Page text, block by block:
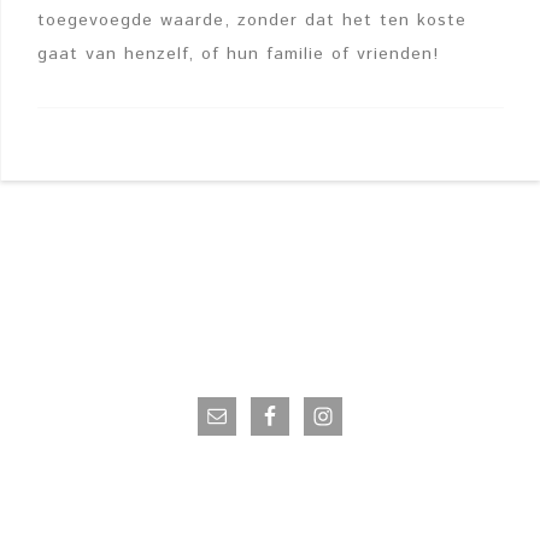
toegevoegde waarde, zonder dat het ten koste
gaat van henzelf, of hun familie of vrienden!